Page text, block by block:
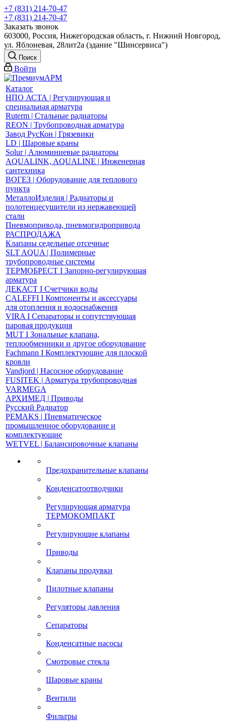
+7 (831) 214-70-47
+7 (831) 214-70-47
Заказать звонок
603000, Россия, Нижегородская область, г. Нижний Новгород,
ул. Яблоневая, 28лит2а (здание "Шинсервиса")
Поиск
Войти
Каталог
НПО АСТА | Регулирующая и
специальная арматура
Ruterm | Стальные радиаторы
REON | Трубопроводная арматура
Завод РусКон | Грязевики
LD | Шаровые краны
Solur | Алюминиевые радиаторы
AQUALINK, AQUALINE | Инженерная
сантехника
ВОГЕЗ | Оборудование для теплового
пункта
МеталлоИзделия | Радиаторы и
полотенцесушители из нержавеющей
стали
Пневмопривода, пневмогидропривода
РАСПРОДАЖА
Клапаны седельные отсечные
SLT AQUA | Полимерные
трубопроводные системы
ТЕРМОБРЕСТ І Запорно-регулирующая
арматура
ДЕКАСТ І Счетчики воды
CALEFFI І Компоненты и аксессуары
для отопления и водоснабжения
VIRA І Сепараторы и сопутствующая
паровая продукция
MUT І Зональные клапана,
теплообменники и другое оборудование
Fachmann І Комплектующие для плоской
кровли
Vandjord | Насосное оборудование
FUSITEK | Арматура трубопроводная
VARMEGA
АРХИМЕД | Приводы
Русский Радиатор
PEMAKS | Пневматическое
промышленное оборудование и
комплектующие
WETVEL | Балансировочные клапаны
Предохранительные клапаны
Конденсатоотводчики
Регулирующая арматура
ТЕРМОКОМПАКТ
Регулирующие клапаны
Приводы
Клапаны продувки
Пилотные клапаны
Регуляторы давления
Сепараторы
Конденсатные насосы
Смотровые стекла
Шаровые краны
Вентили
Фильтры